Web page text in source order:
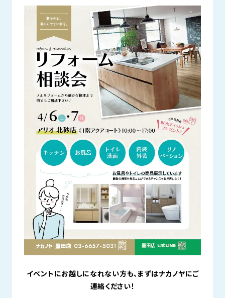
イベントにお越しになれない方も、まずはナカノヤにご
連絡ください！